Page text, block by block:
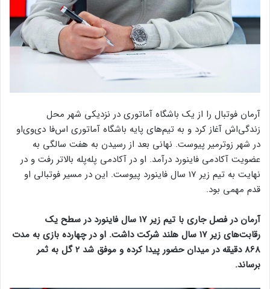
آرمان فوتبال را از یک باشگاه آماتوری در نزدیکی شهر محل
زندگی‌اش ‏آغاز کرد و به تیم‌های پایه باشگاه آماتوری اس‌فا دی‌وی‌او
در شهر ‏زوترمیر پیوست. نهانی بعد از رسیدن به هفت سالگی به
عضویت آکادمی ‏فاینورد درآمد. او در آکادمی پله‌پله بالاتر رفت و در
نهایت به تیم زیر 17 سال فاینورد پیوست. این در مسیر فوتبالی او
قدم مهمی بود.
آرمان در فصل جاری با تیم زیر 17 سال فاینورد در سطح یک
رقابت‌های ‏زیر 17 سال هلند شرکت داشت. او در چهارده بازی به مدت
868 دقیقه ‏در میدان حضور پیدا کرده و موفق شد 2 گل به ثمر
برساند. ‏